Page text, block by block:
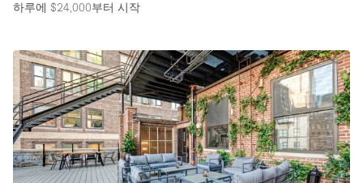
하루에 $24,000부터 시작